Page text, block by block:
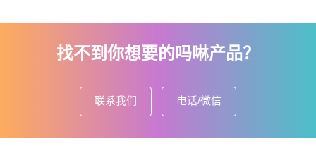
找不到你想要的吗啉产品？
联系我们 电话/微信